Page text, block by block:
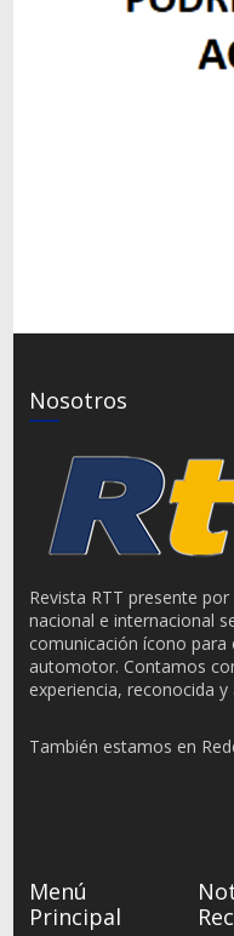
Nosotros
Revista RTT presente
nacional e internacional
comunicación ícono
automotor. Contamos
experiencia, reconocida
También estamos en
Menú
Principal